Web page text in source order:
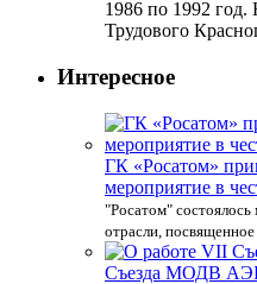
1986 по 1992
Трудового
Интересное
ГК «Росатом»
мероприятие в
"Росатом"
отрасли,
Cъезда МОДВ